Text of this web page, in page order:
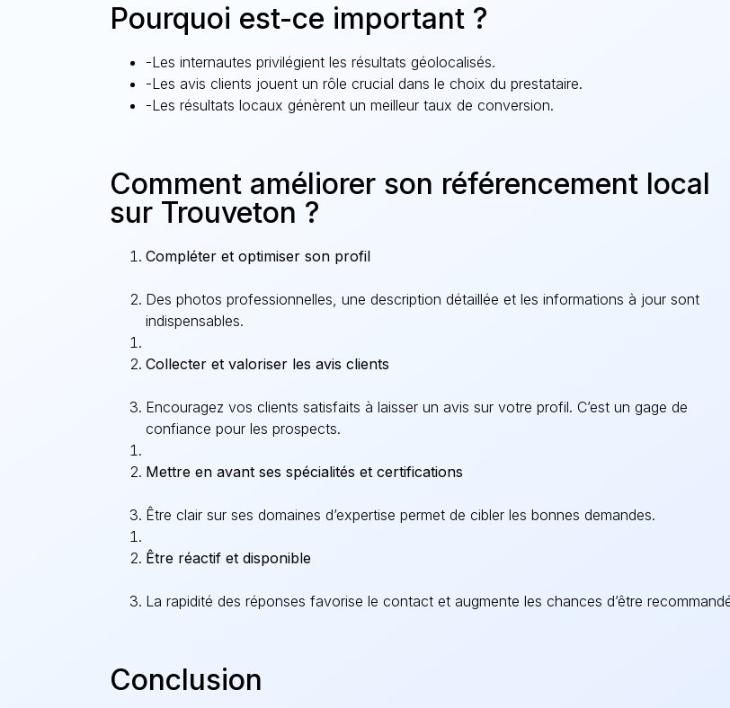
Pourquoi est-ce important ?
-Les internautes privilégient les résultats géolocalisés.
-Les avis clients jouent un rôle crucial dans le choix du prestataire.
-Les résultats locaux génèrent un meilleur taux de conversion.
Comment améliorer son référencement local
sur Trouveton ?
Compléter et optimiser son profil
Des photos professionnelles, une description détaillée et les informations à jour sont
indispensables.
Collecter et valoriser les avis clients
Encouragez vos clients satisfaits à laisser un avis sur votre profil. C’est un gage de
confiance pour les prospects.
Mettre en avant ses spécialités et certifications
Être clair sur ses domaines d’expertise permet de cibler les bonnes demandes.
Être réactif et disponible
La rapidité des réponses favorise le contact et augmente les chances d’être
Conclusion